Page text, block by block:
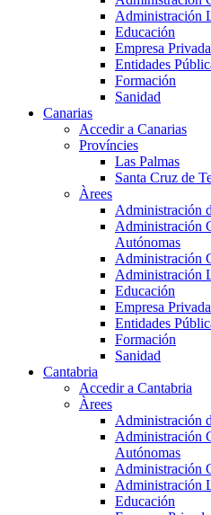
Administración
Educación
Empresa Privada
Entidades
Formación
Sanidad
Canarias
Accedir a Canarias
Províncies
Las Palmas
Santa Cruz de
Àrees
Administración
Administración
Autónomas
Administración
Administración
Educación
Empresa Privada
Entidades
Formación
Sanidad
Cantabria
Accedir a Cantabria
Àrees
Administración
Administración
Autónomas
Administración
Administración
Educación